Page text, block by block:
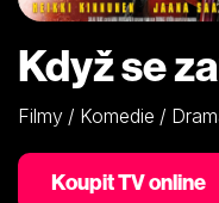
Když se
Filmy / Komedie /
Koupit TV online